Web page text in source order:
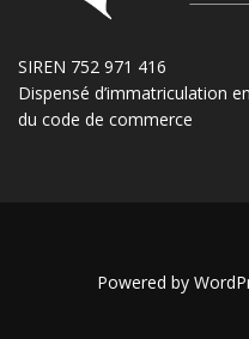
SIREN 752 971 416
Dispensé d’immatriculation
du code de commerce
Powered by